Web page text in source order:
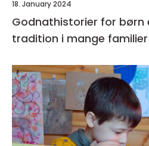
18. January 2024
Godnathistorier for børn
tradition i mange